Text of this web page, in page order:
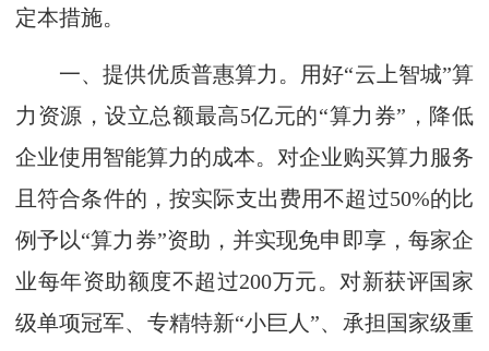
定本措施。
一、提供优质普惠算力。用好“云上智城”算
力资源，设立总额最高5亿元的“算力券”，降低
企业使用智能算力的成本。对企业购买算力服务
且符合条件的，按实际支出费用不超过50%的比
例予以“算力券”资助，并实现免申即享，每家企
业每年资助额度不超过200万元。对新获评国家
级单项冠军、专精特新“小巨人”、承担国家级重